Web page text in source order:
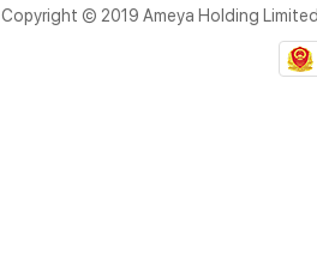
Copyright © 2019 Ameya Holding